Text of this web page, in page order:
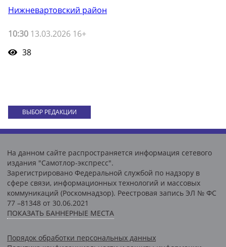
Нижневартовский район
10:30 13.03.2026 16+
38
ВЫБОР РЕДАКЦИИ
На данном сайте распространяется информация сетевого
издания "Самотлор-экспресс".
Зарегистрировано Федеральной службой по надзору в
сфере связи, информационных технологий и массовых
коммуникаций (Роскомнадзор). Реестровая запись ЭЛ № ФС
77 –81348 от 30.06.2021
ПОКАЗАТЬ БАННЕРНЫЕ МЕСТА
Порядок обработки персональных данных